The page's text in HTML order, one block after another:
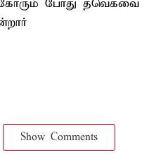
போது தவெகவை
Show Comments